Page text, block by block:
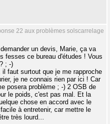
22 aux problèmes solscarrelage
un devis, Marie, ça va
fesses ce bureau d'études ! Vous
; -)
faut surtout que je me rapproche
je ne connais rien par ici ! Car
posera problème ; -) 2 OSB de
le poids, c'est pas mal. Et la
chose en accord avec le
à entretenir, car mettre le
très lourd...